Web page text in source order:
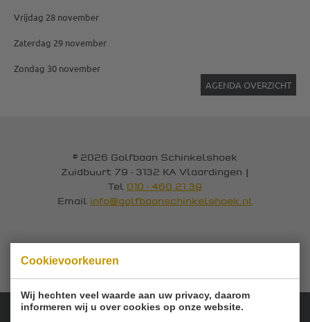
Cookievoorkeuren
Wij hechten veel waarde aan uw privacy, daarom
informeren wij u over cookies op onze website.
Vrijdag 28 november
Zaterdag 29 november
Zondag 30 november
AGENDA OVERZICHT
© 2026 Golfbaan Schinkelshoek
Zuidbuurt 79 - 3132 KA Vlaardingen |
Tel 010 - 460 21 39
Email info@golfbaanschinkelshoek.nl